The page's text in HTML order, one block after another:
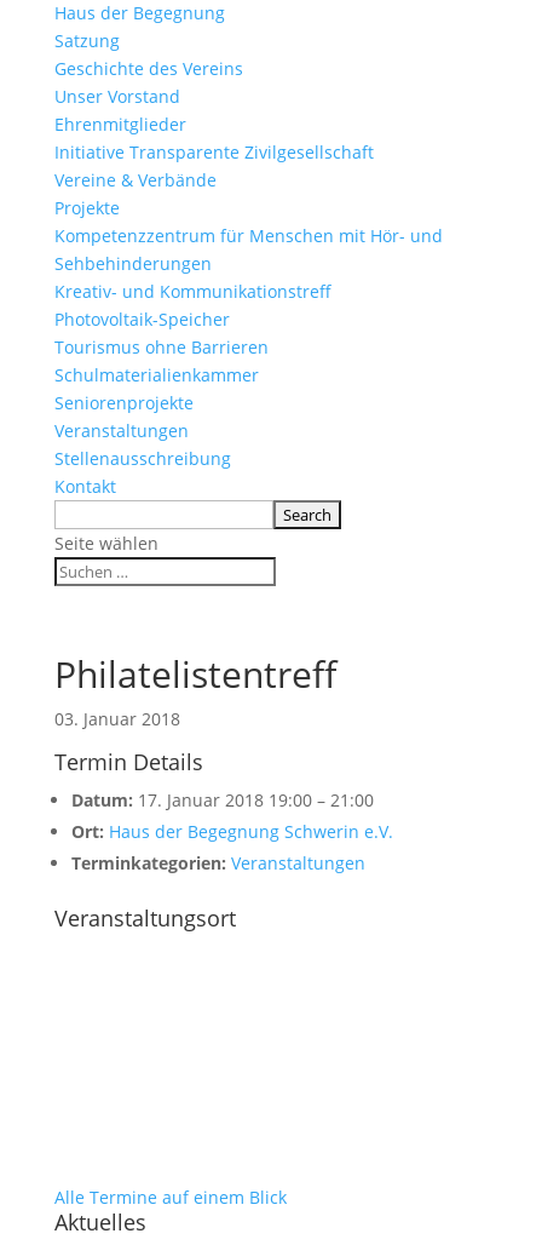
Haus der Begegnung
Satzung
Geschichte des Vereins
Unser Vorstand
Ehrenmitglieder
Initiative Transparente Zivilgesellschaft
Vereine & Verbände
Projekte
Kompetenzzentrum für Menschen mit Hör- und
Sehbehinderungen
Kreativ- und Kommunikationstreff
Photovoltaik-Speicher
Tourismus ohne Barrieren
Schulmaterialienkammer
Seniorenprojekte
Veranstaltungen
Stellenausschreibung
Kontakt
Seite wählen
Philatelistentreff
03. Januar 2018
Termin Details
Datum: 17. Januar 2018 19:00– 21:00
Ort: Haus der Begegnung Schwerin e.V.
Terminkategorien: Veranstaltungen
Veranstaltungsort
Alle Termine auf einem Blick
Aktuelles